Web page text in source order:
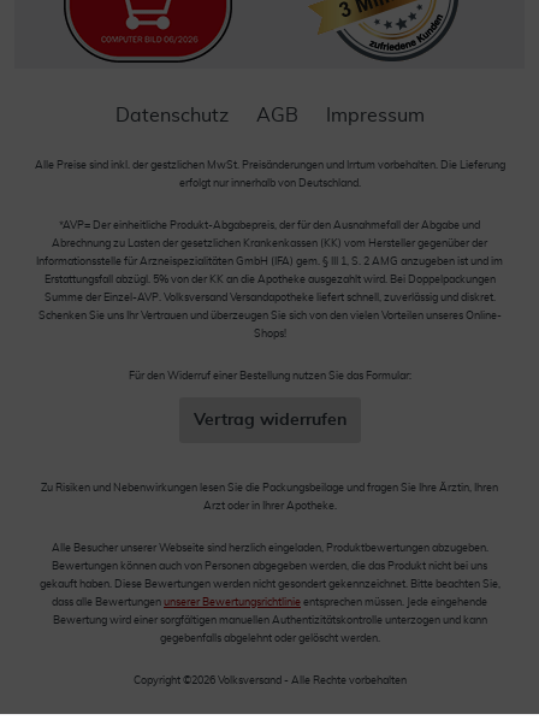
Datenschutz AGB Impressum
Alle Preise sind inkl. der gestzlichen MwSt. Preisänderungen und Irrtum vorbehalten. Die Lieferung
erfolgt nur innerhalb von Deutschland.
*AVP= Der einheitliche Produkt-Abgabepreis, der für den Ausnahmefall der Abgabe und
Abrechnung zu Lasten der gesetzlichen Krankenkassen (KK) vom Hersteller gegenüber der
Informationsstelle für Arzneispezialitäten GmbH (IFA) gem. § III 1, S. 2 AMG anzugeben ist und im
Erstattungsfall abzügl. 5% von der KK an die Apotheke ausgezahlt wird. Bei Doppelpackungen
Summe der Einzel-AVP. Volksversand Versandapotheke liefert schnell, zuverlässig und diskret.
Schenken Sie uns Ihr Vertrauen und überzeugen Sie sich von den vielen Vorteilen unseres Online-
Shops!
Für den Widerruf einer Bestellung nutzen Sie das Formular:
Vertrag widerrufen
Zu Risiken und Nebenwirkungen lesen Sie die Packungsbeilage und fragen Sie Ihre Ärztin, Ihren
Arzt oder in Ihrer Apotheke.
Alle Besucher unserer Webseite sind herzlich eingeladen, Produktbewertungen abzugeben.
Bewertungen können auch von Personen abgegeben werden, die das Produkt nicht bei uns
gekauft haben. Diese Bewertungen werden nicht gesondert gekennzeichnet. Bitte beachten Sie,
dass alle Bewertungen unserer Bewertungsrichtlinie entsprechen müssen. Jede eingehende
Bewertung wird einer sorgfältigen manuellen Authentizitätskontrolle unterzogen und kann
gegebenfalls abgelehnt oder gelöscht werden.
Copyright ©2026 Volksversand - Alle Rechte vorbehalten